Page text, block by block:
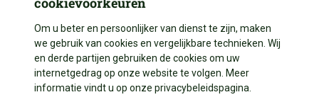
Over ons
Contact
Betalen
Categorieën
Vijveraanleg
Vijverdecoratie
Volg ons
Om u beter en persoonlijker van dienst te zijn, maken
we gebruik van cookies en vergelijkbare technieken. Wij
en derde partijen gebruiken de cookies om uw
internetgedrag op onze website te volgen. Meer
informatie vindt u op onze privacybeleidspagina.